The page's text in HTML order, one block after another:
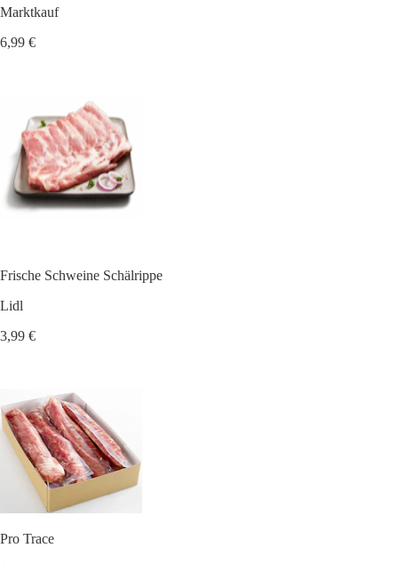
Marktkauf
6,99 €
Frische Schweine Schälrippe
Lidl
3,99 €
Pro Trace